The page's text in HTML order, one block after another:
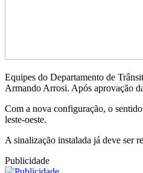
Equipes do Departamento de
Armando Arrosi. Após aprovação
Com a nova configuração, o
leste-oeste.
A sinalização instalada já deve ser
Publicidade